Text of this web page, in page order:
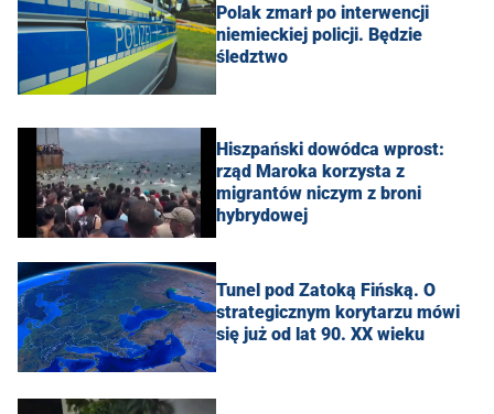
Polak zmarł po interwencji
niemieckiej policji. Będzie
śledztwo
Hiszpański dowódca wprost:
rząd Maroka korzysta z
migrantów niczym z broni
hybrydowej
Tunel pod Zatoką Fińską. O
strategicznym korytarzu mówi
się już od lat 90. XX wieku